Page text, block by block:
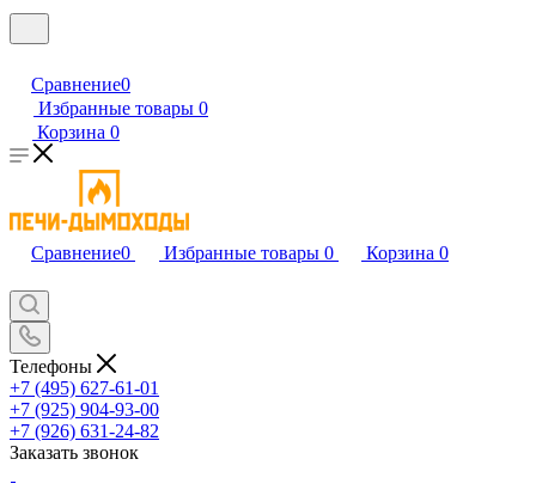
Сравнение0
Избранные товары 0
Корзина 0
Сравнение0 Избранные товары 0 Корзина 0
Телефоны
+7 (495) 627-61-01
+7 (925) 904-93-00
+7 (926) 631-24-82
Заказать звонок